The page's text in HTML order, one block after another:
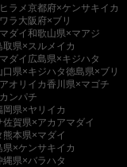
ラメ京都府×ケンサキイカ
ラ 大阪府×ブリ
ダイ和歌山県×マアジ
取県×スルメイカ
ダイ 広島県×キジハタ
口県×キジハタ徳島県×ブリ
オリイカ香川県×マゴチ
ンパチ
岡県×ヤリイカ
佐賀県×アカアマダイ
熊本県×マダイ
県×ケンサキイカ
縄県×バラハタ